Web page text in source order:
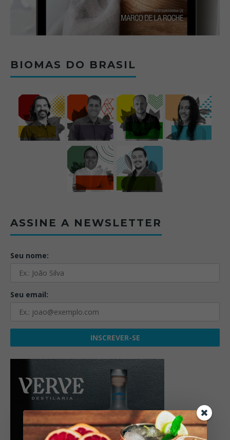
BIOMAS DO BRASIL
ASSINE A NEWSLETTER
Seu nome:
Seu email: